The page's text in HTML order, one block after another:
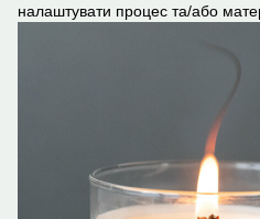
налаштувати процес та/або